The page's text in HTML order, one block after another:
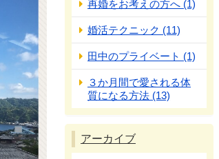
再婚をお考えの方へ (1)
婚活テクニック (11)
田中のプライベート (1)
３か月間で愛される体
質になる方法 (13)
アーカイブ